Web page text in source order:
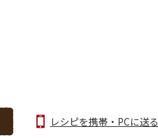
レシピを携帯・PCに送る